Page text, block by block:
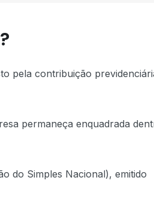
pela contribuição
permaneça enquadrada
do Simples Nacional), emitido